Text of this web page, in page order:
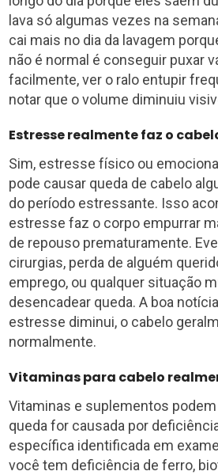
lava só algumas vezes na
cai mais no dia da lavagem
não é normal é conseguir puxar
facilmente, ver o ralo entupir
notar que o volume diminuiu
Estresse realmente faz o
Sim, estresse físico ou
pode causar queda de cabelo
do período estressante. Isso
estresse faz o corpo empurrar
de repouso prematuramente.
cirurgias, perda de alguém
emprego, ou qualquer situação
desencadear queda. A boa
estresse diminui, o cabelo
normalmente.
Vitaminas para cabelo
Vitaminas e suplementos
queda for causada por
específica identificada em
você tem deficiência de ferro,